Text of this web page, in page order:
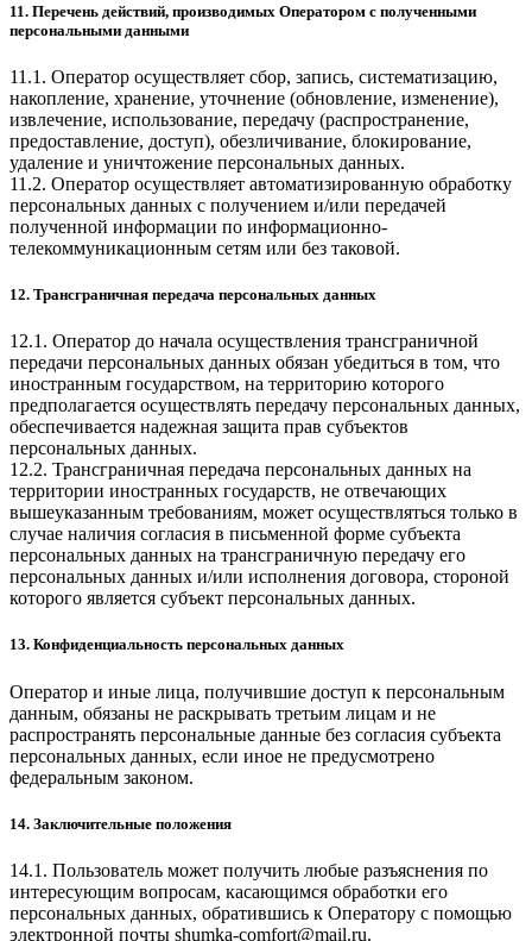
11. Перечень действий, производимых Оператором с полученными
персональными данными
11.1. Оператор осуществляет сбор, запись, систематизацию,
накопление, хранение, уточнение (обновление, изменение),
извлечение, использование, передачу (распространение,
предоставление, доступ), обезличивание, блокирование,
удаление и уничтожение персональных данных.
11.2. Оператор осуществляет автоматизированную обработку
персональных данных с получением и/или передачей
полученной информации по информационно-
телекоммуникационным сетям или без таковой.
12. Трансграничная передача персональных данных
12.1. Оператор до начала осуществления трансграничной
передачи персональных данных обязан убедиться в том, что
иностранным государством, на территорию которого
предполагается осуществлять передачу персональных данных,
обеспечивается надежная защита прав субъектов
персональных данных.
12.2. Трансграничная передача персональных данных на
территории иностранных государств, не отвечающих
вышеуказанным требованиям, может осуществляться только в
случае наличия согласия в письменной форме субъекта
персональных данных на трансграничную передачу его
персональных данных и/или исполнения договора, стороной
которого является субъект персональных данных.
13. Конфиденциальность персональных данных
Оператор и иные лица, получившие доступ к персональным
данным, обязаны не раскрывать третьим лицам и не
распространять персональные данные без согласия субъекта
персональных данных, если иное не предусмотрено
федеральным законом.
14. Заключительные положения
14.1. Пользователь может получить любые разъяснения по
интересующим вопросам, касающимся обработки его
персональных данных, обратившись к Оператору с помощью
электронной почты shumka-comfort@mail.ru.